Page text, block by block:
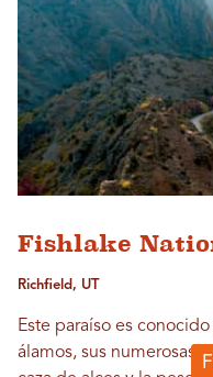
Fishlake
Richfield, UT
Este paraíso es
álamos, sus numerosas